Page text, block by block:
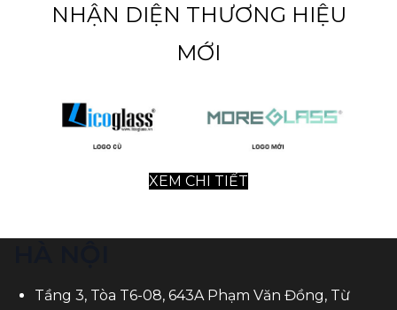
NHẬN DIỆN THƯƠNG HIỆU
MỚI
XEM CHI TIẾT
Tầng 3, Tòa T6-08, 643A Phạm Văn Đồng, Từ